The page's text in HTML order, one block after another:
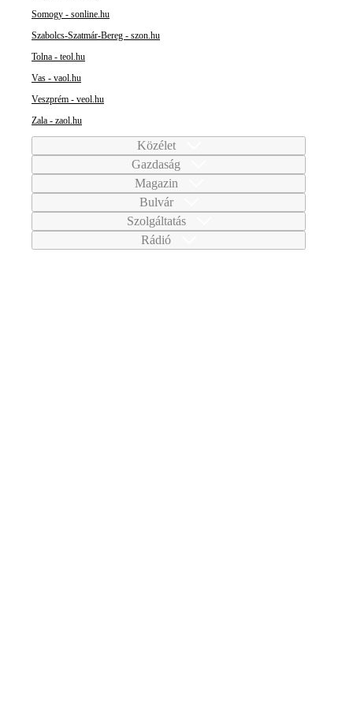
Somogy - sonline.hu
Szabolcs-Szatmár-Bereg - szon.hu
Tolna - teol.hu
Vas - vaol.hu
Veszprém - veol.hu
Zala - zaol.hu
Közélet
Gazdaság
Magazin
Bulvár
Szolgáltatás
Rádió